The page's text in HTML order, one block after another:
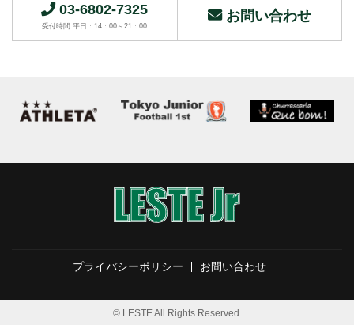
03-6802-7325
受付時間 平日：14：00～21：00
お問い合わせ
プライバシーポリシー お問い合わせ
© LESTE All Rights Reserved.